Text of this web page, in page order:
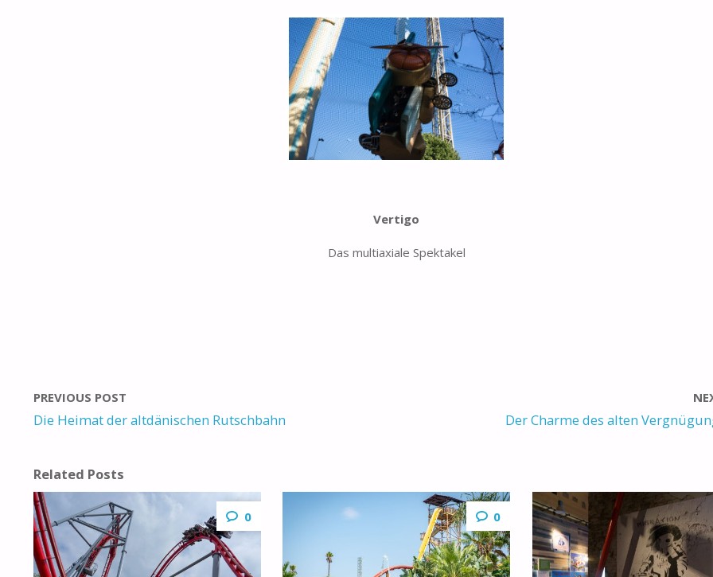
Vertigo
Das multiaxiale Spektakel
PREVIOUS POST
Die Heimat der altdänischen Rutschbahn Der Charme des alten
Related Posts
0 0